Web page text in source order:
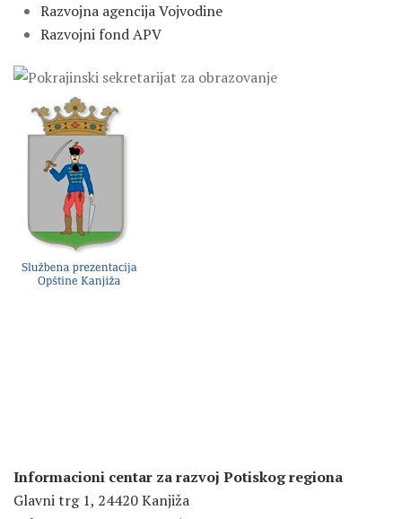
Razvojna agencija Vojvodine
Razvojni fond APV
Informacioni centar za razvoj Potiskog regiona
Glavni trg 1, 24420 Kanjiža